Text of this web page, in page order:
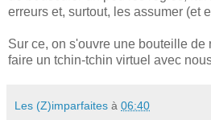
erreurs et, surtout, les assumer (et
Sur ce, on s'ouvre une bouteille de
faire un tchin-tchin virtuel avec
Les (Z)imparfaites à 06:40